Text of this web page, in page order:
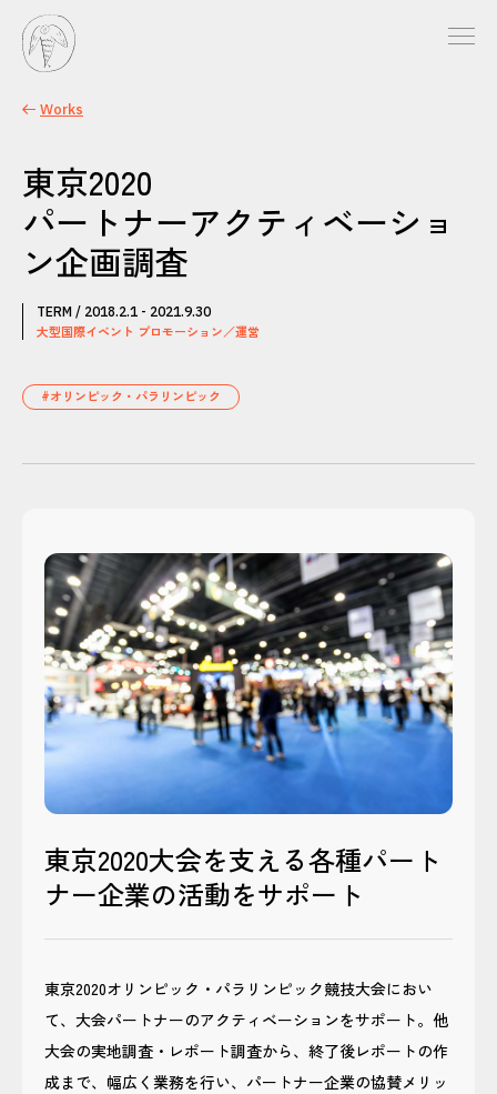
Works
東京2020
パートナーアクティベーショ
ン企画調査
TERM / 2018.2.1 - 2021.9.30
大型国際イベント プロモーション／運営
#オリンピック・パラリンピック
東京2020大会を支える各種パート
ナー企業の活動をサポート
東京2020オリンピック・パラリンピック競技大会におい
て、大会パートナーのアクティベーションをサポート。他
大会の実地調査・レポート調査から、終了後レポートの作
成まで、幅広く業務を行い、パートナー企業の協賛メリッ